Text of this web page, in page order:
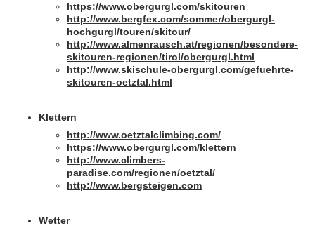
https://www.obergurgl.com/skitouren
http://www.bergfex.com/sommer/obergurgl-
hochgurgl/touren/skitour/
http://www.almenrausch.at/regionen/besondere-
skitouren-regionen/tirol/obergurgl.html
http://www.skischule-obergurgl.com/gefuehrte-
skitouren-oetztal.html
Klettern
http://www.oetztalclimbing.com/
https://www.obergurgl.com/klettern
http://www.climbers-
paradise.com/regionen/oetztal/
http://www.bergsteigen.com
Wetter